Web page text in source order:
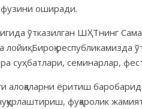
оширади.
ўтказилган ШҲТнинг
лойиқ. Бироқ республикамизда
суҳбатлари, семинарлар,
алоқаларни ёритиш
фуқаролик